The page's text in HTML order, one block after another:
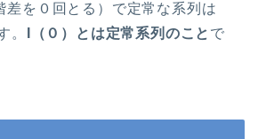
差を０回とる）で定常な系列は
。 I（０）とは定常系列のこと で